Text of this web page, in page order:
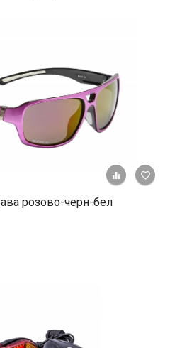
+ К
розово-черн-бел